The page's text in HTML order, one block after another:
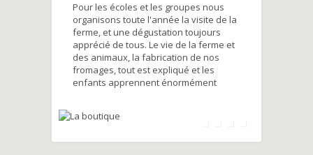
Pour les écoles et les groupes nous
organisons toute l'année la visite de la
ferme, et une dégustation toujours
apprécié de tous. Le vie de la ferme et
des animaux, la fabrication de nos
fromages, tout est expliqué et les
enfants apprennent énormément